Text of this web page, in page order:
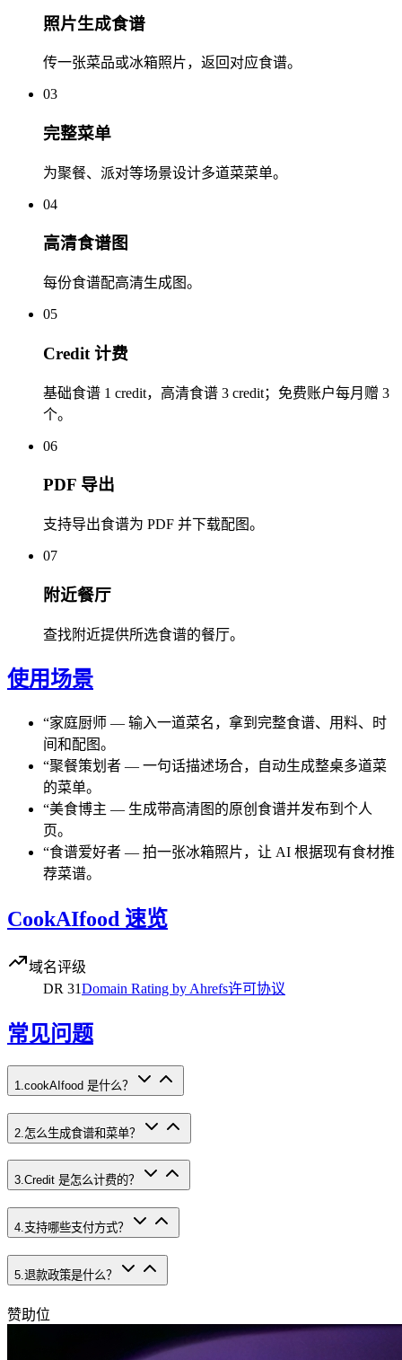
照片生成食谱
传一张菜品或冰箱照片，返回对应食谱。
03
完整菜单
为聚餐、派对等场景设计多道菜菜单。
04
高清食谱图
每份食谱配高清生成图。
05
Credit 计费
基础食谱 1 credit，高清食谱 3 credit；免费账户每月赠 3
个。
06
PDF 导出
支持导出食谱为 PDF 并下载配图。
07
附近餐厅
查找附近提供所选食谱的餐厅。
使用场景
“家庭厨师 — 输入一道菜名，拿到完整食谱、用料、时
间和配图。
“聚餐策划者 — 一句话描述场合，自动生成整桌多道菜
的菜单。
“美食博主 — 生成带高清图的原创食谱并发布到个人
页。
“食谱爱好者 — 拍一张冰箱照片，让 AI 根据现有食材推
荐菜谱。
CookAIfood 速览
域名评级
DR 31Domain Rating by Ahrefs许可协议
常见问题
1 cookAIfood 是什么？
2 怎么生成食谱和菜单？
3.Credit 是怎么计费的？
4.支持哪些支付方式？
5 退款政策是什么？
赞助位